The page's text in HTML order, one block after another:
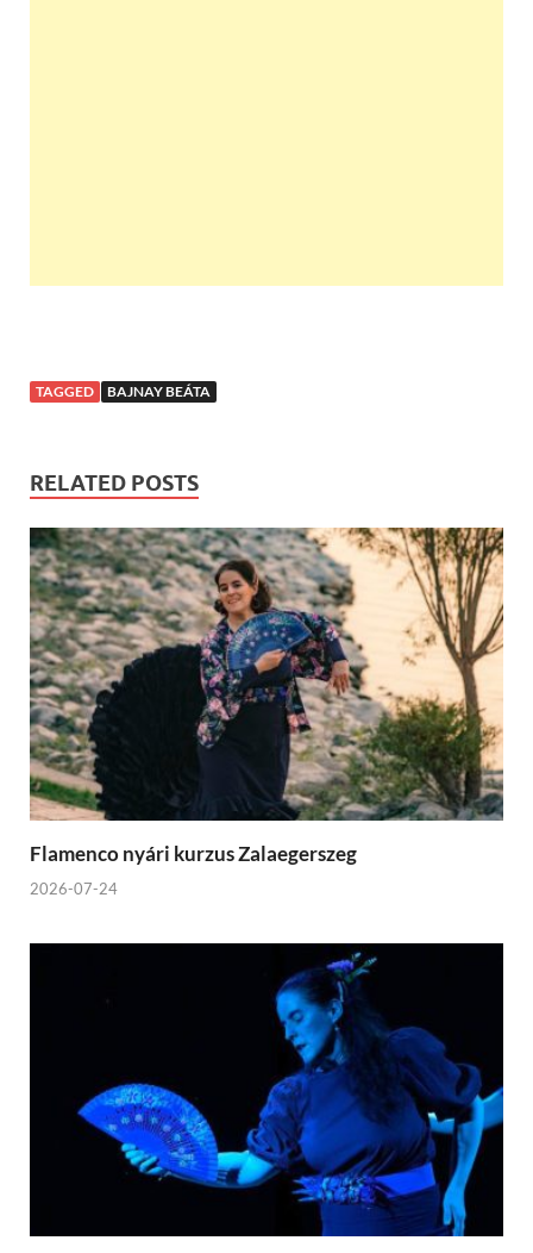
TAGGED BAJNAY BEÁTA
RELATED POSTS
Flamenco nyári kurzus Zalaegerszeg
2026-07-24